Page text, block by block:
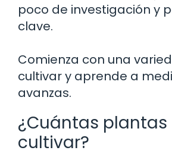
poco de investigación y
clave.
Comienza con una
cultivar y aprende a
avanzas.
¿Cuántas
cultivar?